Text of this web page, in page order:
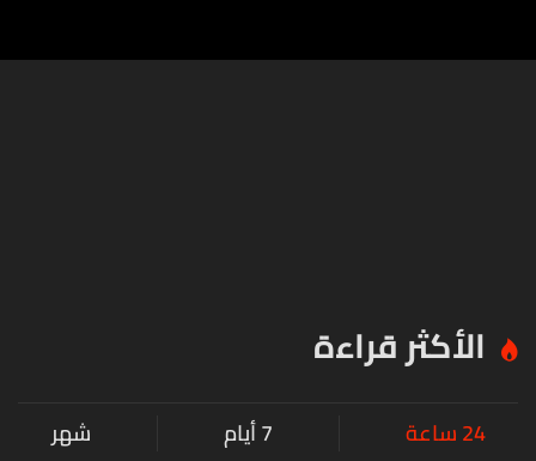
الأكثر قراءة
24 ساعة 7 أيام شهر